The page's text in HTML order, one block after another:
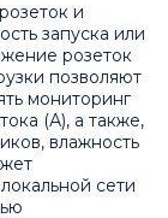
и
запуска или
розеток
позволяют
мониторинг
(А), а также,
влажность
сети